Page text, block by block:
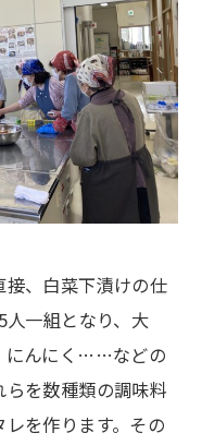
、白菜下漬けの仕
一組となり、大
にんにく……などの
を数種類の調味料
を作ります。その